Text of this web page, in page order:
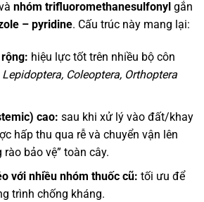
nhóm trifluoromethanesulfonyl gắn
– pyridine. Cấu trúc này mang lại:
hiệu lực tốt trên nhiều bộ côn
Coleoptera, Orthoptera
cao: sau khi xử lý vào đất/khay
hấp thu qua rễ và chuyển vận lên
bảo vệ” toàn cây.
với nhiều nhóm thuốc cũ: tối ưu để
trình chống kháng.